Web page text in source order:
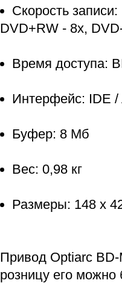
Скорость
DVD+RW - 8x,
Время доступа:
Интерфейс: IDE /
Буфер: 8 Мб
Вес: 0,98 кг
Размеры: 148 x
Привод Optiarc
розницу его можно